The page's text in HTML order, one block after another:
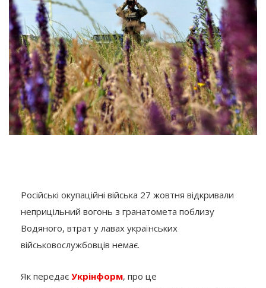
Російські окупаційні війська 27 жовтня відкривали
неприцільний вогонь з гранатомета поблизу
Водяного, втрат у лавах українських
військовослужбовців немає.
Як передає Укрінформ, про це